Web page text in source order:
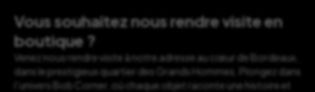
Vous souhaitez nous rendre visite en
boutique ?
Venez nous rendre visite à notre adresse au cœur de Bordeaux,
dans le prestigieux quartier des Grands Hommes. Plongez dans
l’univers Bob Corner, où chaque objet raconte une histoire et